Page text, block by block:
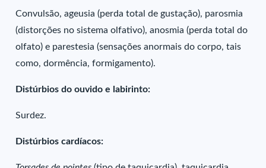
Convulsão, ageusia (perda total de gustação), parosmia
(distorções no sistema olfativo), anosmia (perda total do
olfato) e parestesia (sensações anormais do corpo, tais
como, dormência, formigamento).
Distúrbios do ouvido e labirinto:
Surdez.
Distúrbios cardíacos: